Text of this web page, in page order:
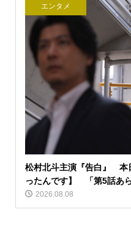
エンタメ
松村北斗主演『告白』 本
ったんです】 「第5話あ
2026.08.08